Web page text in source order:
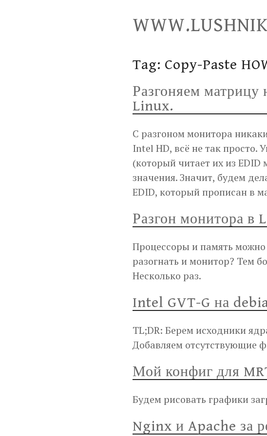
to
Tag: Copy-Paste
Разгоняем матрицу
Linux.
С разгоном монитора
Intel HD, всё не так просто.
(который читает их из
значения. Значит, будем
EDID, который прописан в
Разгон монитора в
Процессоры и память можно
разогнать и монитор? Тем
Несколько раз.
Intel GVT-G на
TL;DR: Берем исходники
Добавляем отсутствующие
Мой конфиг для
Будем рисовать графики
Nginx и Apache за